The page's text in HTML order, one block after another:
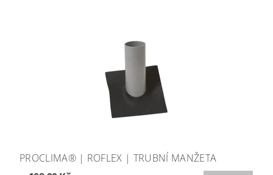
PROCLIMA® | ROFLEX | TRUBNÍ MANŽETA